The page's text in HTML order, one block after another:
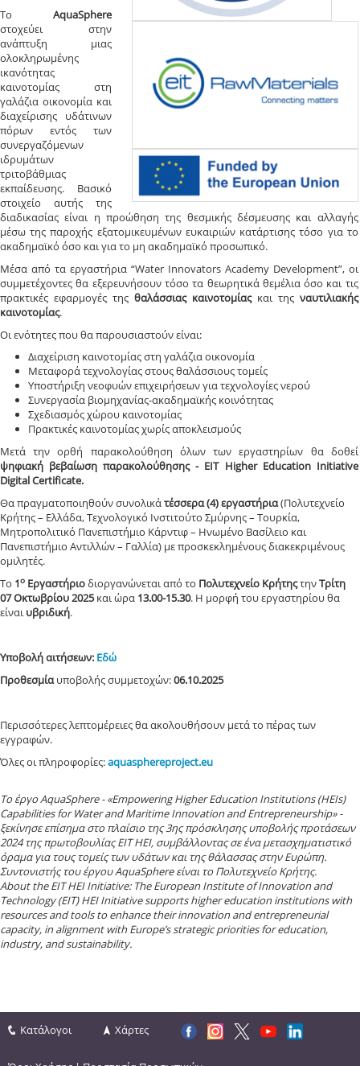
To AquaSphere
στοχεύει στην
ανάπτυξη μιας
ολοκληρωμένης
ικανότητας
καινοτομίας στη
γαλάζια οικονομία και
διαχείρισης υδάτινων
πόρων εντός των
συνεργαζόμενων
ιδρυμάτων
τριτοβάθμιας
εκπαίδευσης. Βασικό
στοιχείο αυτής της
διαδικασίας είναι η προώθηση της θεσμικής δέσμευσης και αλλαγής
μέσω της παροχής εξατομικευμένων ευκαιριών κατάρτισης τόσο για το
ακαδημαϊκό όσο και για το μη ακαδημαϊκό προσωπικό.
Μέσα από τα εργαστήρια “Water Innovators Academy Development”, οι
συμμετέχοντες θα εξερευνήσουν τόσο τα θεωρητικά θεμέλια όσο και τις
πρακτικές εφαρμογές της θαλάσσιας καινοτομίας και τηςναυτιλιακής
καινοτομίας.
Οι ενότητες που θα παρουσιαστούν είναι:
Διαχείριση καινοτομίας στη γαλάζια οικονομία
Μεταφορά τεχνολογίας στους θαλάσσιους τομείς
Υποστήριξη νεοφυών επιχειρήσεων για τεχνολογίες νερού
Συνεργασία βιομηχανίας-ακαδημαϊκής κοινότητας
Σχεδιασμός χώρου καινοτομίας
Πρακτικές καινοτομίας χωρίς αποκλεισμούς
Μετά την ορθή παρακολούθηση όλων των εργαστηρίων θα δοθεί
ψηφιακή βεβαίωση παρακολούθησης - EIT Higher Education Initiative
Digital Certificate.
Θα πραγματοποιηθούν συνολικάτέσσερα(4)εργαστήρια(Πολυτεχνείο
Κρήτης – Ελλάδα, Τεχνολογικό Ινστιτούτο Σμύρνης – Τουρκία,
Μητροπολιτικό Πανεπιστήμιο Κάρντιφ – Ηνωμένο Βασίλειο και
Πανεπιστήμιο Αντιλλών – Γαλλία) με προσκεκλημένους διακεκριμένους
ομιλητές.
Το 1ο Εργαστήριοδιοργανώνεται από το Πολυτεχνείο ΚρήτηςτηνΤρίτη
07 Οκτωβρίου 2025και ώρα 13.00-15.30. Η μορφή του εργαστηρίου θα
είναιυβριδική.
Υποβολή αιτήσεων: Εδώ
Προθεσμίαυποβολής συμμετοχών:06.10.2025
Περισσότερες λεπτομέρειες θα ακολουθήσουν μετά το πέρας των
εγγραφών.
Όλες οι πληροφορίες:aquasphereproject.eu
Το έργο AquaSphere - «Empowering Higher Education Institutions (HEIs)
Capabilities for Water and Maritime Innovation and Entrepreneurship» -
ξεκίνησε επίσημα στο πλαίσιο της 3ης πρόσκλησης υποβολής προτάσεων
2024 της πρωτοβουλίας EIT HEI, συμβάλλοντας σε ένα μετασχηματιστικό
όραμα για τους τομείς των υδάτων και της θάλασσας στην Ευρώπη.
Συντονιστής του έργου AquaSphere είναι το Πολυτεχνείο Κρήτης.
About the EIT HEI Initiative: The European Institute of Innovation and
Technology (EIT) HEI Initiative supports higher education institutions with
resources and tools to enhance their innovation and entrepreneurial
capacity, in alignment with Europe’s strategic priorities for education,
industry, and sustainability.
Κατάλογοι Χάρτες